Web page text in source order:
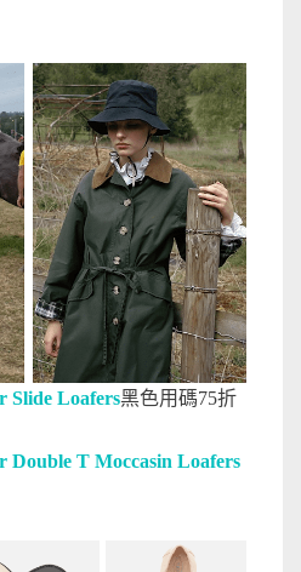
Slide Loafers黑色用碼75折
Double T Moccasin Loafers